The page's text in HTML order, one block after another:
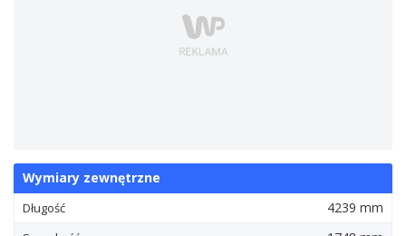
Wymiary zewnętrzne
Długość 4239 mm